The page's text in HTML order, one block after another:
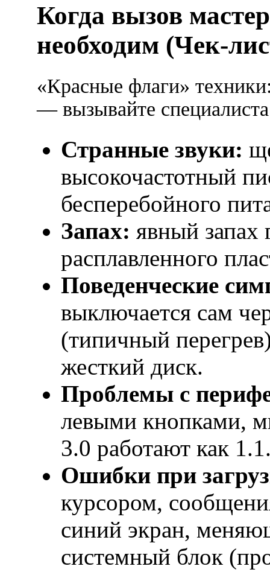
Когда вызов
необходим (Чек-
«Красные флаги»
— вызывайте
Странные звуки:
высокочастотный
бесперебойного
Запах: явный запах
расплавленного
Поведенческие
выключается сам
(типичный
жесткий диск.
Проблемы с
левыми кнопками,
3.0 работают как
Ошибки при
курсором,
синий экран,
системный блок